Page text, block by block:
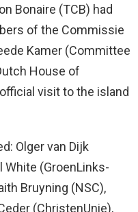
Bonaire (TCB) had
of the Commissie
Kamer (Committee
House of
visit to the island
Olger van Dijk
White (GroenLinks-
Bruyning (NSC),
(ChristenUnie),